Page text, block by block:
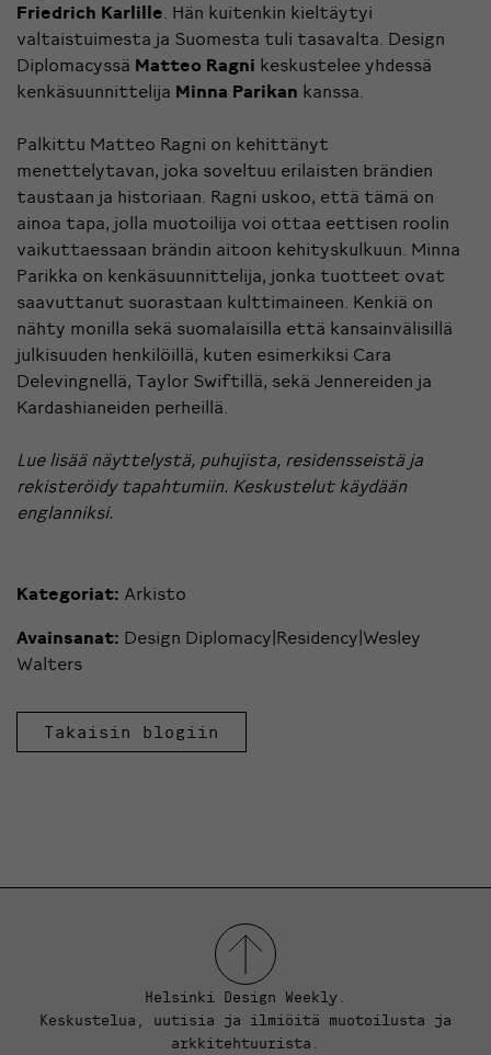
Friedrich Karlille. Hän kuitenkin kieltäytyi
valtaistuimesta ja Suomesta tuli tasavalta. Design
Diplomacyssä Matteo Ragni keskustelee yhdessä
kenkäsuunnittelija Minna Parikan kanssa.
Palkittu Matteo Ragni on kehittänyt
menettelytavan, joka soveltuu erilaisten brändien
taustaan ja historiaan. Ragni uskoo, että tämä on
ainoa tapa, jolla muotoilija voi ottaa eettisen roolin
vaikuttaessaan brändin aitoon kehityskulkuun. Minna
Parikka on kenkäsuunnittelija, jonka tuotteet ovat
saavuttanut suorastaan kulttimaineen. Kenkiä on
nähty monilla sekä suomalaisilla että kansainvälisillä
julkisuuden henkilöillä, kuten esimerkiksi Cara
Delevingnellä, Taylor Swiftillä, sekä Jennereiden ja
Kardashianeiden perheillä.
Lue lisää näyttelystä, puhujista, residensseistä ja
rekisteröidy tapahtumiin. Keskustelut käydään
englanniksi.
Kategoriat: Arkisto
Avainsanat: Design Diplomacy|Residency|Wesley
Walters
Takaisin blogiin
Helsinki Design Weekly.
Keskustelua, uutisia ja ilmiöitä muotoilusta ja
arkkitehtuurista.